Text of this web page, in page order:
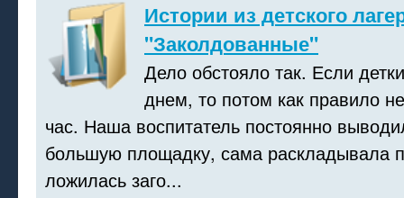
Истории из детского
"Заколдованные"
Дело обстояло так. Если
днем, то потом как правило
час. Наша воспитатель постоянно
большую площадку, сама раскладывала
ложилась заго...